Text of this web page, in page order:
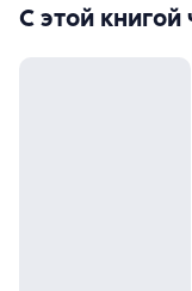
С этой книгой